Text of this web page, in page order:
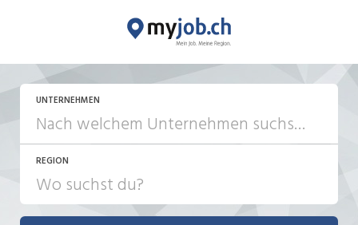
UNTERNEHMEN
REGION